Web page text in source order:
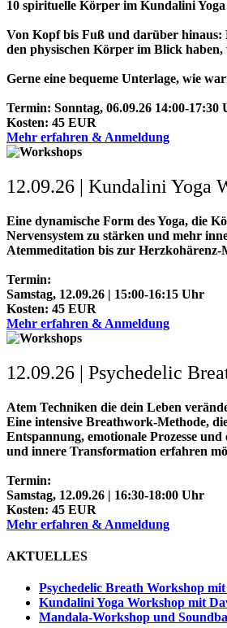
10 spirituelle Körper im Kundalini Yoga
Von Kopf bis Fuß und darüber hinaus:
den physischen Körper im Blick haben,
Gerne eine bequeme Unterlage, wie
Termin: Sonntag, 06.09.26 14:00-17:30
Kosten: 45 EUR
Mehr erfahren & Anmeldung
12.09.26 | Kundalini Yoga
Eine dynamische Form des Yoga, die
Nervensystem zu stärken und mehr
Atemmeditation bis zur Herzkohärenz-
Termin:
Samstag, 12.09.26 | 15:00-16:15 Uhr
Kosten: 45 EUR
Mehr erfahren & Anmeldung
12.09.26 | Psychedelic
Atem Techniken die dein Leben
Eine intensive Breathwork-Methode,
Entspannung, emotionale Prozesse
und innere Transformation erfahren
Termin:
Samstag, 12.09.26 | 16:30-18:00 Uhr
Kosten: 45 EUR
Mehr erfahren & Anmeldung
AKTUELLES
Psychedelic Breath Workshop
Kundalini Yoga Workshop mit
Mandala-Workshop und